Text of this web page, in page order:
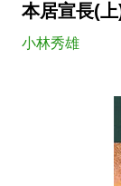
本居宣長(
小林秀雄